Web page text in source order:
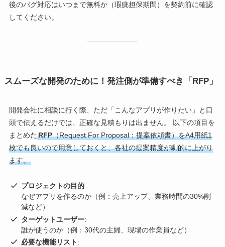
後のバグ対応はいつまで無料か（瑕疵担保期間）を契約前に確認
してください。
スムーズな開発のために！発注側が準備すべき「RFP」
開発会社に相談に行く際、ただ「こんなアプリが作りたい」と口
頭で伝えるだけでは、正確な見積もりは出ません。 以下の項目を
まとめた RFP（Request For Proposal：提案依頼書）をA4用紙1
枚でも良いので用意しておくと、各社の提案精度が劇的に上がり
ます。
プロジェクトの目的:
なぜアプリを作るのか（例：売上アップ、業務時間の30%削
減など）
ターゲットユーザー:
誰が使うのか（例：30代の主婦、現場の作業員など）
必要な機能リスト: